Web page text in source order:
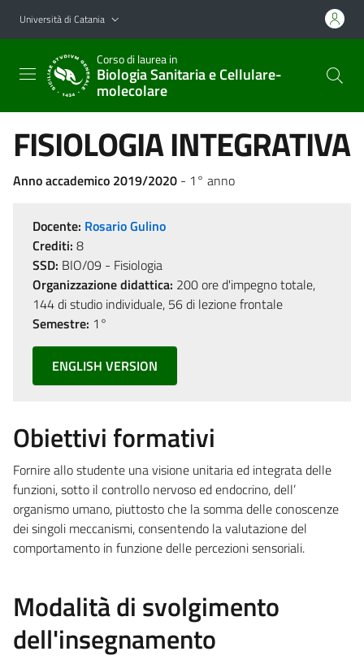
Vai al contenuto principale
Vai al menu di navigazione
Università di Catania
Corso di laurea in
Biologia Sanitaria e Cellulare-
molecolare
FISIOLOGIA INTEGRATIVA
Anno accademico 2019/2020 - 1° anno
Docente: Rosario Gulino
Crediti: 8
SSD: BIO/09 - Fisiologia
Organizzazione didattica: 200 ore d'impegno totale,
144 di studio individuale, 56 di lezione frontale
Semestre: 1°
ENGLISH VERSION
Obiettivi formativi
Fornire allo studente una visione unitaria ed integrata delle
funzioni, sotto il controllo nervoso ed endocrino, dell’
organismo umano, piuttosto che la somma delle conoscenze
dei singoli meccanismi, consentendo la valutazione del
comportamento in funzione delle percezioni sensoriali.
Modalità di svolgimento
dell'insegnamento